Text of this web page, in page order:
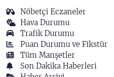
Nöbetçi Eczaneler
Hava Durumu
Trafik Durumu
Puan Durumu ve Fikstür
Tüm Manşetler
Son Dakika Haberleri